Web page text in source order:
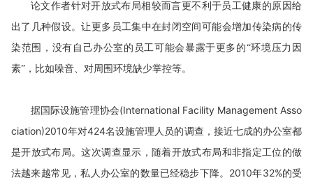
论文作者针对开放式布局相较而言更不利于员工健康的原因给
出了几种假设。让更多员工集中在封闭空间可能会增加传染病的传
染范围，没有自己办公室的员工可能会暴露于更多的“环境压力因
素”，比如噪音、对周围环境缺少掌控等。
据国际设施管理协会(International Facility Management Asso
ciation)2010年对424名设施管理人员的调查，接近七成的办公室都
是开放式布局。这次调查显示，随着开放式布局和非指定工位的做
法越来越常见，私人办公室的数量已经稳步下降。 2010年32%的受